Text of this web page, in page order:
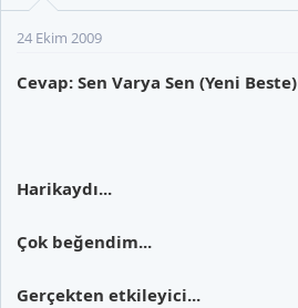
24 Ekim 2009
Cevap: Sen Varya Sen (Yeni Beste)
Harikaydı...
Çok beğendim...
Gerçekten etkileyici...